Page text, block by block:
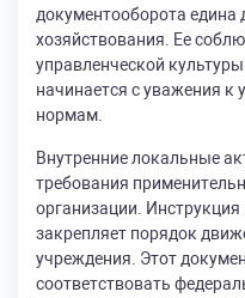
документооборота едина
хозяйствования. Ее
управленческой
начинается с уважения к
нормам.
Внутренние локальные
требования
организации.
закрепляет порядок
учреждения. Этот
соответствовать